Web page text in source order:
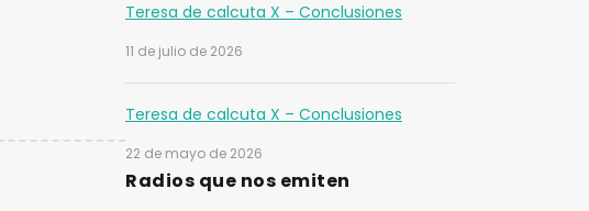
Teresa de calcuta X – Conclusiones
11 de julio de 2026
Teresa de calcuta X – Conclusiones
22 de mayo de 2026
Radios que nos emiten